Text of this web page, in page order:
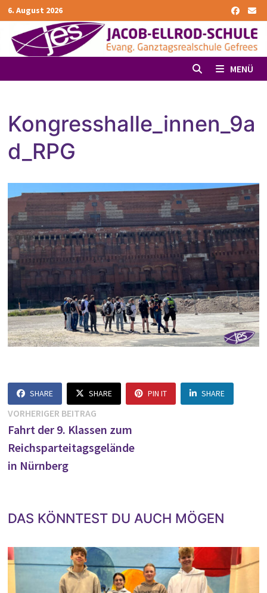
Zurück
zum
Inhalt
6. August 2026
MENÜ
Kongresshalle_innen_9a
d_RPG
SHARE SHARE PIN IT SHARE
Beitragsnavigation
VORHERIGER BEITRAGVorheriger
Beitrag:
Fahrt der 9. Klassen zum
Reichsparteitagsgelände
in Nürnberg
DAS KÖNNTEST DU AUCH MÖGEN